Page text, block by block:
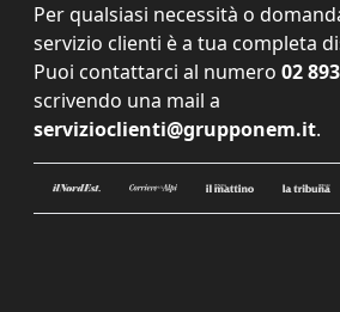
Per qualsiasi necessità o
servizio clienti è a tua completa
Puoi contattarci al numero 02
scrivendo una mail a
servizioclienti@grupponem.it.